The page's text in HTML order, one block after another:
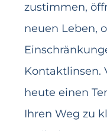
zustimmen,
neuen Leben,
Kontaktlinsen.
heute einen
Ihren Weg zu